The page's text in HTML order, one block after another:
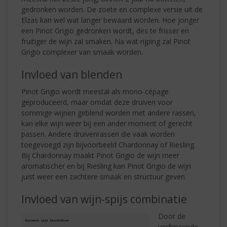
gedronken worden. De zoete en complexe versie uit de
Elzas kan wel wat langer bewaard worden. Hoe jonger
een Pinot Grigio gedronken wordt, des te frisser en
fruitiger de wijn zal smaken. Na wat rijping zal Pinot
Grigio complexer van smaak worden.
Invloed van blenden
Pinot Grigio wordt meestal als mono-cépage
geproduceerd, maar omdat deze druiven voor
sommige wijnen geblend worden met andere rassen,
kan elke wijn weer bij een ander moment of gerecht
passen. Andere druivenrassen die vaak worden
toegevoegd zijn bijvoorbeeld Chardonnay of Riesling.
Bij Chardonnay maakt Pinot Grigio de wijn meer
aromatischer en bij Riesling kan Pinot Grigio de wijn
juist weer een zachtere smaak en structuur geven.
Invloed van wijn-spijs combinatie
Door de